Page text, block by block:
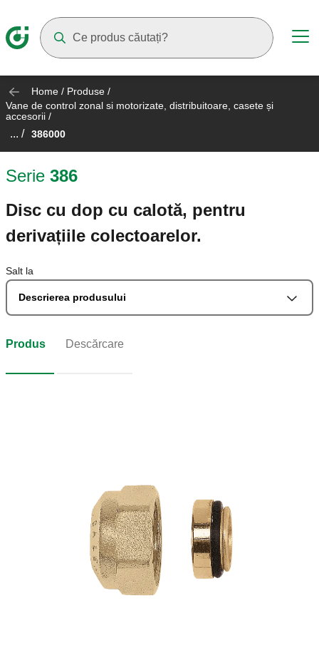
Home / Produse /
Vane de control zonal si motorizate, distribuitoare, casete și
accesorii /
... / 386000
Serie 386
Disc cu dop cu calotă, pentru
derivațiile colectoarelor.
Salt la
Descrierea produsului
Produs Descărcare